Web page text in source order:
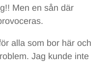
Men en sån där
alla som bor här och
Jag kunde inte